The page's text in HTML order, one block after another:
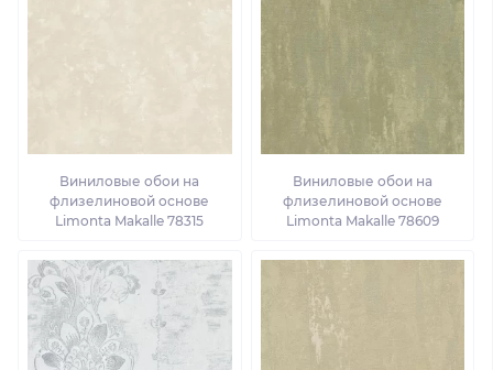
Виниловые обои на
флизелиновой основе
Limonta Makalle 78315
Виниловые обои на
флизелиновой основе
Limonta Makalle 78609